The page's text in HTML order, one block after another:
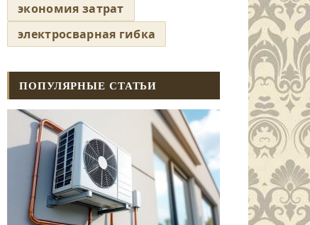
экономия затрат
электросварная гибка
ПОПУЛЯРНЫЕ СТАТЬИ